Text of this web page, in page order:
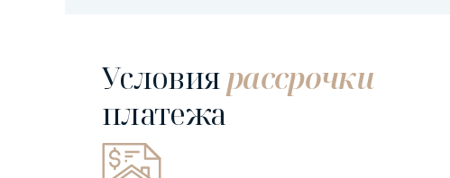
Условиярассрочки
платежа